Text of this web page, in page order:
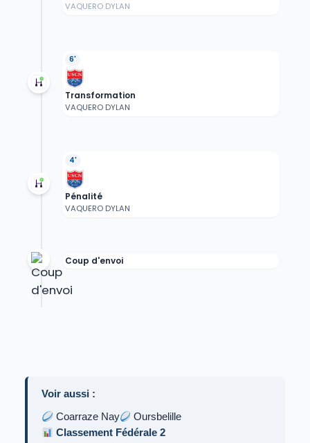
VAQUERO DYLAN
6'
Transformation
VAQUERO DYLAN
4'
Pénalité
VAQUERO DYLAN
Coup d'envoi
Voir aussi :
Coarraze Nay
Oursbelille
Classement Fédérale 2